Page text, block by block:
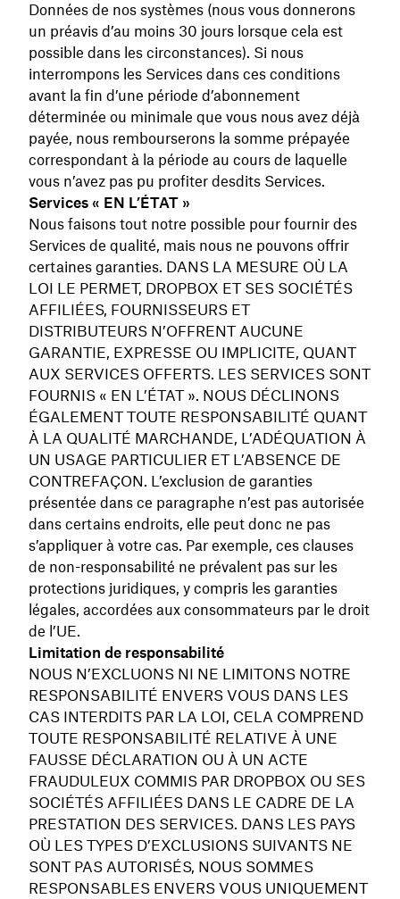
Données de nos systèmes (nous vous donnerons
un préavis d’au moins 30 jours lorsque cela est
possible dans les circonstances). Si nous
interrompons les Services dans ces conditions
avant la fin d’une période d’abonnement
déterminée ou minimale que vous nous avez déjà
payée, nous rembourserons la somme prépayée
correspondant à la période au cours de laquelle
vous n’avez pas pu profiter desdits Services.
Services « EN L’ÉTAT »
Nous faisons tout notre possible pour fournir des
Services de qualité, mais nous ne pouvons offrir
certaines garanties. DANS LA MESURE OÙ LA
LOI LE PERMET, DROPBOX ET SES SOCIÉTÉS
AFFILIÉES, FOURNISSEURS ET
DISTRIBUTEURS N’OFFRENT AUCUNE
GARANTIE, EXPRESSE OU IMPLICITE, QUANT
AUX SERVICES OFFERTS. LES SERVICES SONT
FOURNIS « EN L’ÉTAT ». NOUS DÉCLINONS
ÉGALEMENT TOUTE RESPONSABILITÉ QUANT
À LA QUALITÉ MARCHANDE, L’ADÉQUATION À
UN USAGE PARTICULIER ET L’ABSENCE DE
CONTREFAÇON. L’exclusion de garanties
présentée dans ce paragraphe n’est pas autorisée
dans certains endroits, elle peut donc ne pas
s’appliquer à votre cas. Par exemple, ces clauses
de non-responsabilité ne prévalent pas sur les
protections juridiques, y compris les garanties
légales, accordées aux consommateurs par le droit
de l’UE.
Limitation de responsabilité
NOUS N’EXCLUONS NI NE LIMITONS NOTRE
RESPONSABILITÉ ENVERS VOUS DANS LES
CAS INTERDITS PAR LA LOI, CELA COMPREND
TOUTE RESPONSABILITÉ RELATIVE À UNE
FAUSSE DÉCLARATION OU À UN ACTE
FRAUDULEUX COMMIS PAR DROPBOX OU SES
SOCIÉTÉS AFFILIÉES DANS LE CADRE DE LA
PRESTATION DES SERVICES. DANS LES PAYS
OÙ LES TYPES D’EXCLUSIONS SUIVANTS NE
SONT PAS AUTORISÉS, NOUS SOMMES
RESPONSABLES ENVERS VOUS UNIQUEMENT